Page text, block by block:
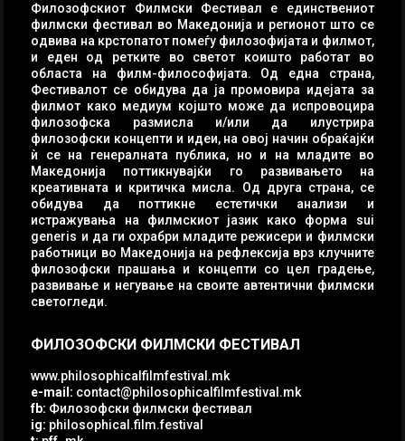
Филозофскиот Филмски Фестивал е единствениот
филмски фестивал во Македонија и регионот што се
одвива на крстопатот помеѓу филозофијата и филмот,
и еден од ретките во светот коишто работат во
областа на филм-философијата. Од една страна,
Фестивалот се обидува да ја промовира идејата за
филмот како медиум којшто може да испровоцира
филозофска размисла и/или да илустрира
филозофски концепти и идеи, на овој начин обраќајќи
ѝ се на генералната публика, но и на младите во
Македонија поттикнувајќи го развивањето на
креативната и критичка мисла. Од друга страна, се
обидува да поттикне естетички анализи и
истражувања на филмскиот јазик како форма sui
generis и да ги охрабри младите режисери и филмски
работници во Македонија на рефлексија врз клучните
филозофски прашања и концепти со цел градење,
развивање и негување на своите автентични филмски
светогледи.
ФИЛОЗОФСКИ ФИЛМСКИ ФЕСТИВАЛ
www.philosophicalfilmfestival.mk
e-mail: contact@philosophicalfilmfestival.mk
fb: Филозофски филмски фестивал
ig: philosophical.film.festival